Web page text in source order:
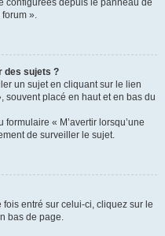
configurées depuis le panneau de
forum ».
des sujets ?
un sujet en cliquant sur le lien
souvent placé en haut et en bas du
« M’avertir lorsqu’une
de surveiller le sujet.
entré sur celui-ci, cliquez sur le
bas de page.